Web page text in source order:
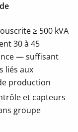
≥ 500 kVA
30 à 45
— suffisant
liés aux
production
et capteurs
groupe